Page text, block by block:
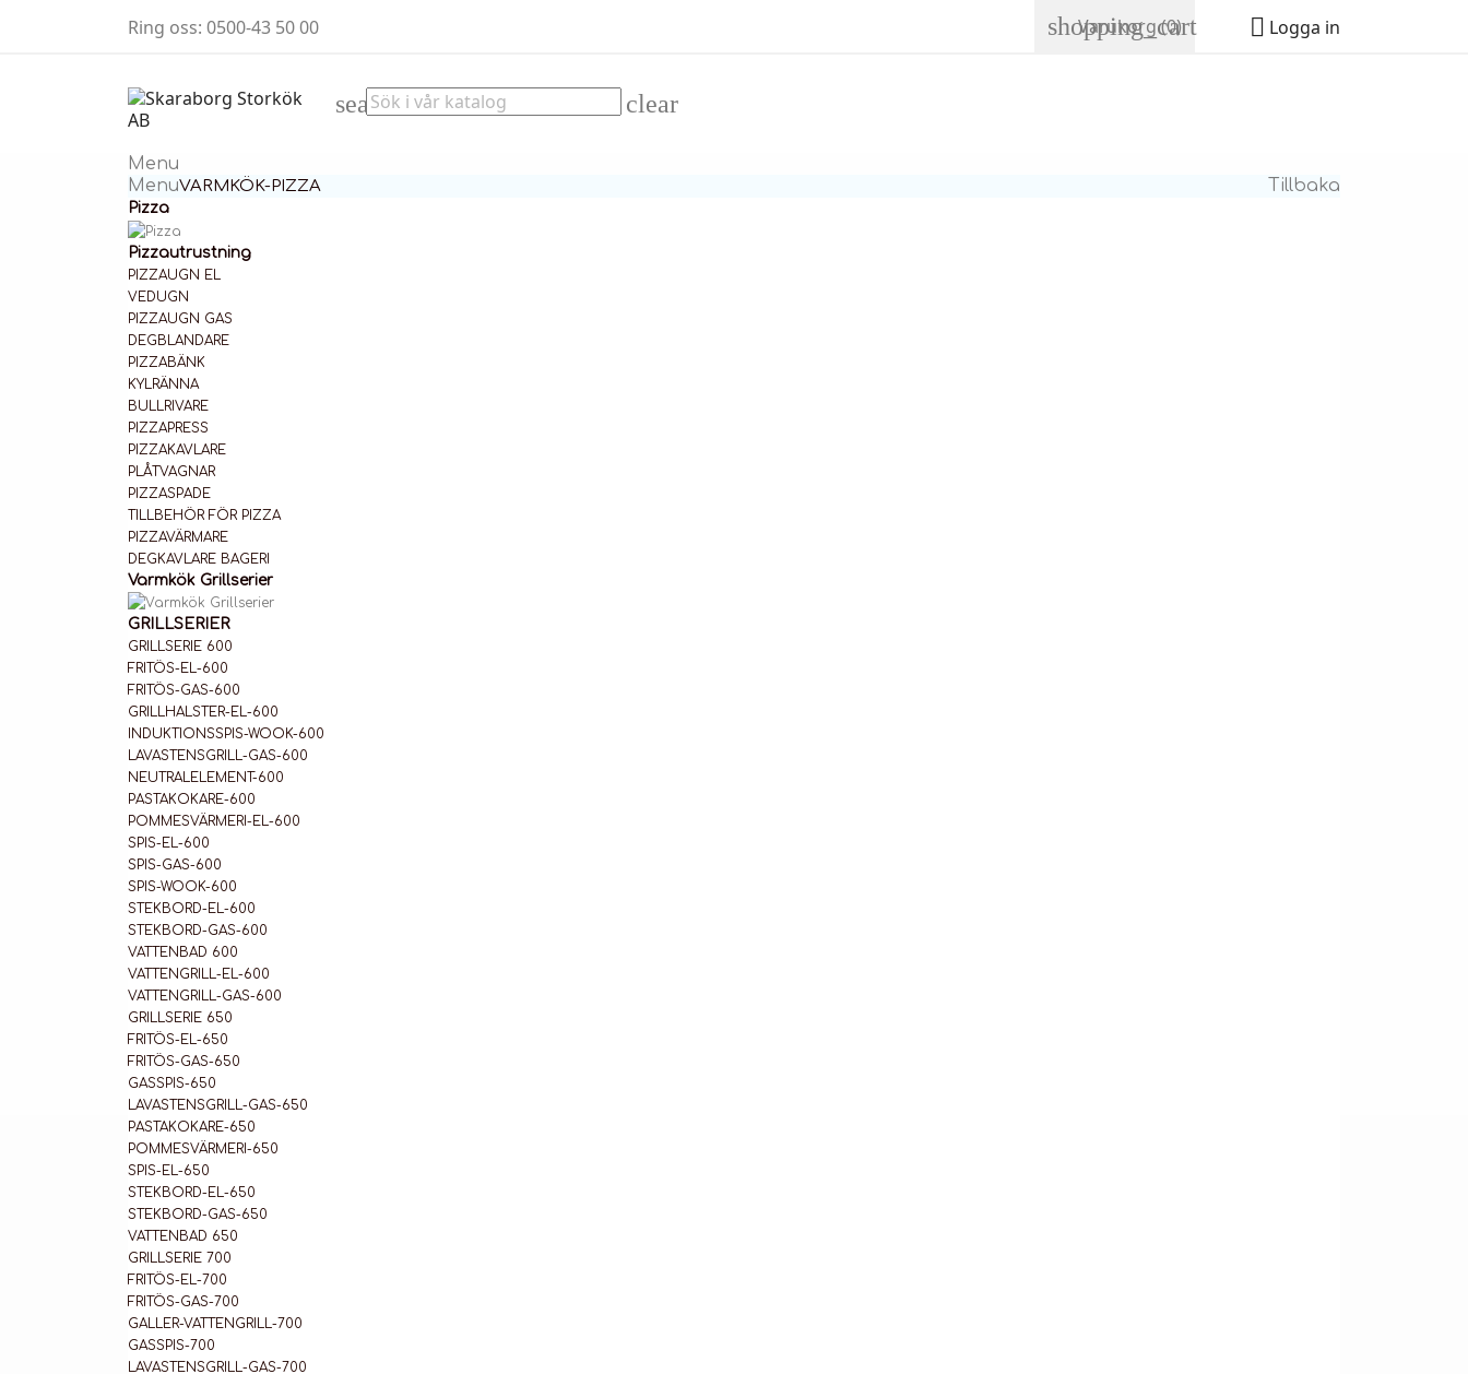
Ring oss: 0500-43 50 00 shopping_cart
Varukorg (0)  Logga in
search clear
Menu
Menu
Tillbaka
VARMKÖK-PIZZA
Pizza
Pizzautrustning
PIZZAUGN EL
VEDUGN
PIZZAUGN GAS
DEGBLANDARE
PIZZABÄNK
KYLRÄNNA
BULLRIVARE
PIZZAPRESS
PIZZAKAVLARE
PLÅTVAGNAR
PIZZASPADE
TILLBEHÖR FÖR PIZZA
PIZZAVÄRMARE
DEGKAVLARE BAGERI
Varmkök Grillserier
GRILLSERIER
GRILLSERIE 600
FRITÖS-EL-600
FRITÖS-GAS-600
GRILLHALSTER-EL-600
INDUKTIONSSPIS-WOOK-600
LAVASTENSGRILL-GAS-600
NEUTRALELEMENT-600
PASTAKOKARE-600
POMMESVÄRMERI-EL-600
SPIS-EL-600
SPIS-GAS-600
SPIS-WOOK-600
STEKBORD-EL-600
STEKBORD-GAS-600
VATTENBAD 600
VATTENGRILL-EL-600
VATTENGRILL-GAS-600
GRILLSERIE 650
FRITÖS-EL-650
FRITÖS-GAS-650
GASSPIS-650
LAVASTENSGRILL-GAS-650
PASTAKOKARE-650
POMMESVÄRMERI-650
SPIS-EL-650
STEKBORD-EL-650
STEKBORD-GAS-650
VATTENBAD 650
GRILLSERIE 700
FRITÖS-EL-700
FRITÖS-GAS-700
GALLER-VATTENGRILL-700
GASSPIS-700
LAVASTENSGRILL-GAS-700